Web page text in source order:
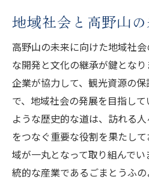
地域社会と高野山
高野山の未来に向けた地域社
な開発と文化の継承が鍵となり
企業が協力して、観光資源の
で、地域社会の発展を目指し
ような歴史的な道は、訪れる
をつなぐ重要な役割を果たし
域が一丸となって取り組んで
統的な産業であるごまとうふ